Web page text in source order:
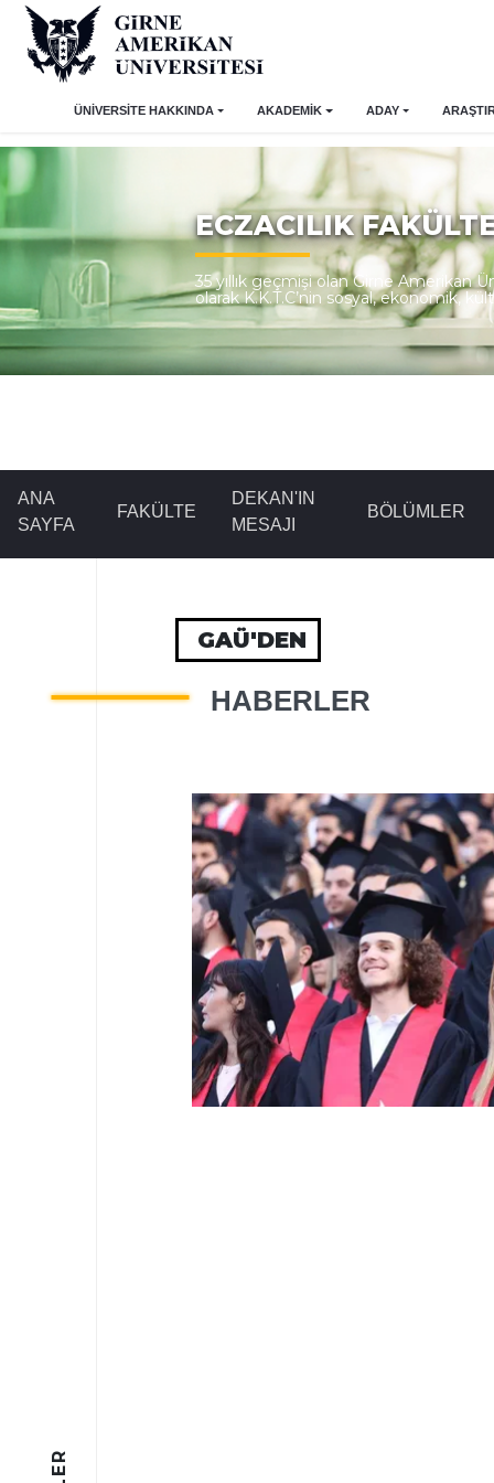
ÜNİVERSİTE HAKKINDA AKADEMİK ADAY
ECZACILIK
35 yıllık geçmişi olan Girne Amerikan
olarak K.K.T.C’nin sosyal, ekonomik,
ANA
SAYFA
FAKÜLTE
DEKAN'IN
MESAJI
BÖLÜMLER
GAÜ'DEN
HABERLER